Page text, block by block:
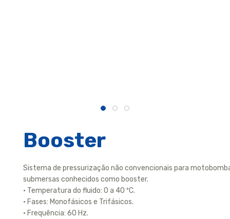
Booster
Sistema de pressurização não convencionais para
submersas conhecidos como booster.
• Temperatura do fluido: 0 a 40 ºC.
• Fases: Monofásicos e Trifásicos.
• Frequência: 60 Hz.